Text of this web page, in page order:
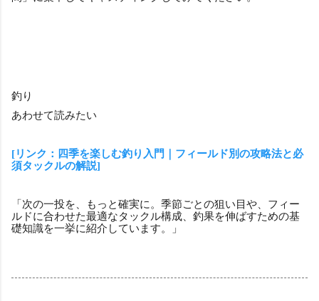
釣り
あわせて読みたい
[リンク：四季を楽しむ釣り入門｜フィールド別の攻略法と必
須タックルの解説]
「次の一投を、もっと確実に。季節ごとの狙い目や、フィー
ルドに合わせた最適なタックル構成、釣果を伸ばすための基
礎知識を一挙に紹介しています。」